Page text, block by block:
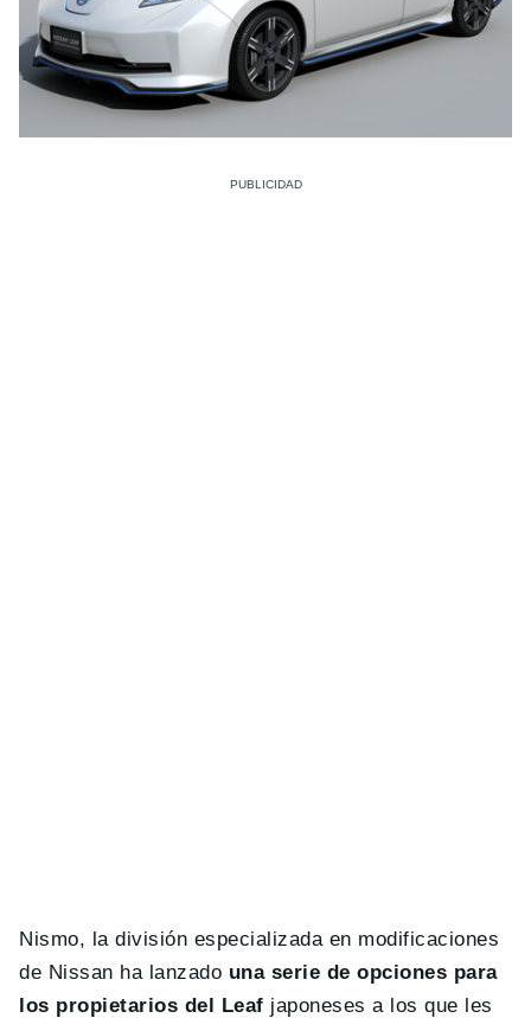
Nismo, la división especializada en modificaciones
de Nissan ha lanzado una serie de opciones para
los propietarios del Leaf japoneses a los que les